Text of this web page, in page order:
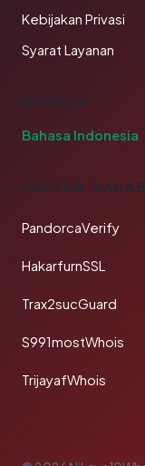
Kebijakan Privasi
Syarat Layanan
BAHASA
Bahasa Indonesia
TAUTAN
PandorcaVerify
HakarfurnSSL
Trax2sucGuard
S991mostWhois
TrijayafWhois